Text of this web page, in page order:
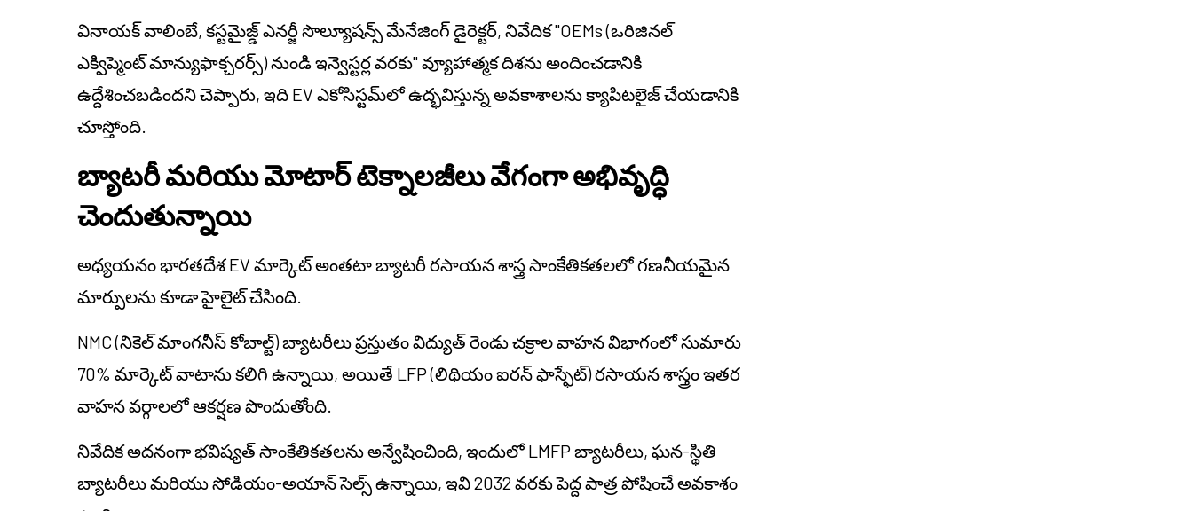
వినాయక్ వాలింబే, కస్టమైజ్డ్ ఎనర్జీ సొల్యూషన్స్ మేనేజింగ్ డైరెక్టర్, నివేదిక "OEMs (ఒరిజినల్
ఎక్విప్మెంట్ మాన్యుఫాక్చరర్స్) నుండి ఇన్వెస్టర్ల వరకు" వ్యూహాత్మక దిశను అందించడానికి
ఉద్దేశించబడిందని చెప్పారు, ఇది EV ఎకోసిస్టమ్‌లో ఉద్భవిస్తున్న అవకాశాలను క్యాపిటలైజ్ చేయడానికి
చూస్తోంది.
బ్యాటరీ మరియు మోటార్ టెక్నాలజీలు వేగంగా అభివృద్ధి
చెందుతున్నాయి
అధ్యయనం భారతదేశ EV మార్కెట్ అంతటా బ్యాటరీ రసాయన శాస్త్ర సాంకేతికతలలో గణనీయమైన
మార్పులను కూడా హైలైట్ చేసింది.
NMC (నికెల్ మాంగనీస్ కోబాల్ట్) బ్యాటరీలు ప్రస్తుతం విద్యుత్ రెండు చక్రాల వాహన విభాగంలో సుమారు
70% మార్కెట్ వాటాను కలిగి ఉన్నాయి, అయితే LFP (లిథియం ఐరన్ ఫాస్ఫేట్) రసాయన శాస్త్రం ఇతర
వాహన వర్గాలలో ఆకర్షణ పొందుతోంది.
నివేదిక అదనంగా భవిష్యత్ సాంకేతికతలను అన్వేషించింది, ఇందులో LMFP బ్యాటరీలు, ఘన-స్థితి
బ్యాటరీలు మరియు సోడియం-అయాన్ సెల్స్ ఉన్నాయి, ఇవి 2032 వరకు పెద్ద పాత్ర పోషించే అవకాశం